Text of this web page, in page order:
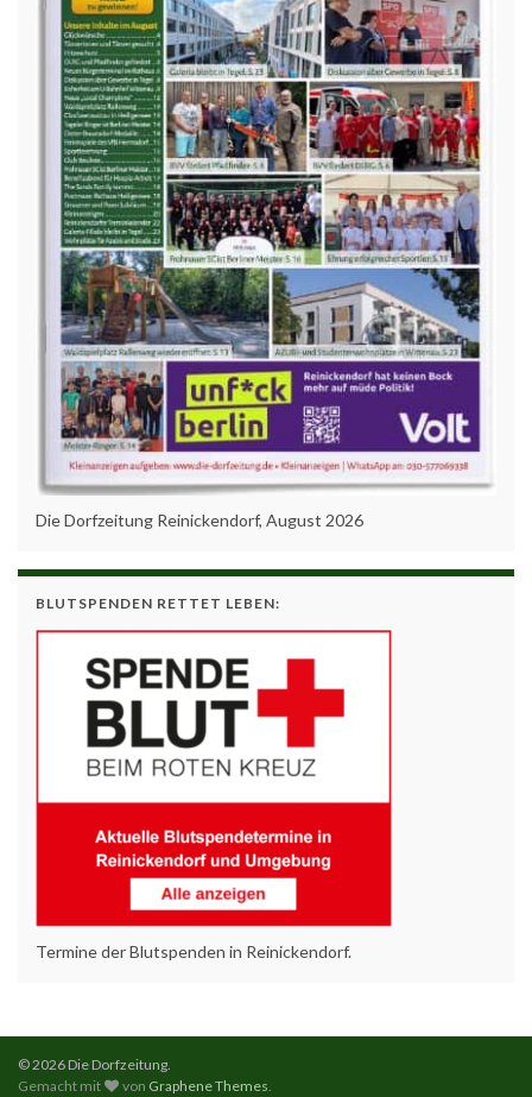
Die Dorfzeitung Reinickendorf, August 2026
BLUTSPENDEN RETTET LEBEN:
Termine der Blutspenden in Reinickendorf.
© 2026 Die Dorfzeitung.
Gemacht mit
von Graphene Themes.